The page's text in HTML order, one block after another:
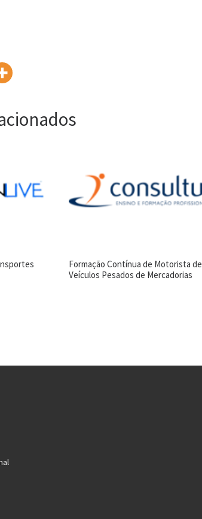
Formação Contínua de Motorista de
Veículos Pesados de Mercadorias